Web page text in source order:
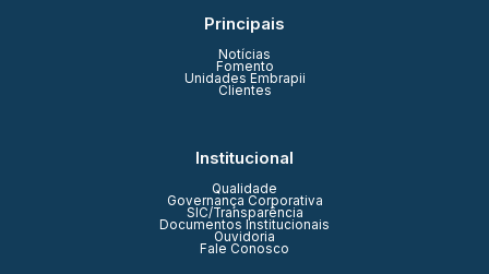
Principais
Notícias
Fomento
Unidades Embrapii
Clientes
Institucional
Qualidade
Governança Corporativa
SIC/Transparência
Documentos Institucionais
Ouvidoria
Fale Conosco